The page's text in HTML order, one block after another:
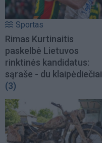
Sportas
Rimas Kurtinaitis
paskelbė Lietuvos
rinktinės kandidatus:
sąraše - du klaipėdiečiai
(3)